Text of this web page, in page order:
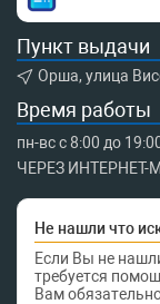
Пункт выдачи
Орша, улица
Время работы
пн-вс с 8:00 до
ЧЕРЕЗ ИНТЕРНЕТ-
Не нашли что
Если Вы не
требуется
Вам